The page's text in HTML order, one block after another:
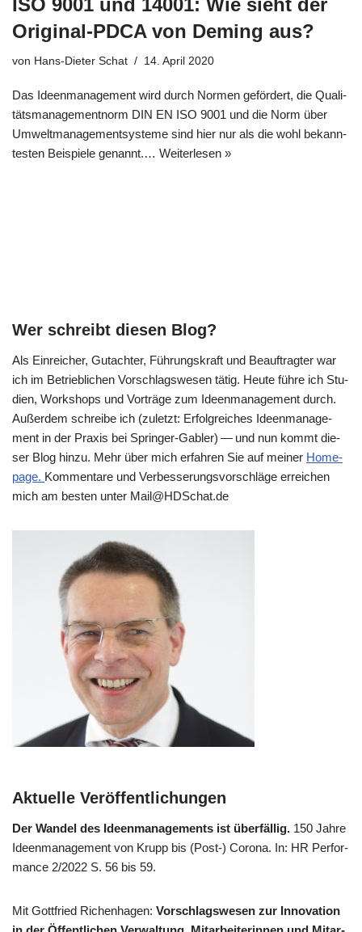
ISO 9001 und 14001: Wie sieht der
Original-PDCA von Deming aus?
von Hans-Dieter Schat 14. April 2020
Das Ideen­ma­nage­ment wird durch Nor­men geför­dert, die Qua­li­
täts­ma­nage­ment­norm DIN EN ISO 9001 und die Norm über
Umwelt­ma­nage­ment­sy­ste­me sind hier nur als die wohl bekann­
te­sten Bei­spie­le genannt.… Wei­ter­le­sen »
Wer schreibt diesen Blog?
Als Ein­rei­cher, Gut­ach­ter, Füh­rungs­kraft und Beauf­trag­ter war
ich im Betrieb­li­chen Vor­schlags­we­sen tätig. Heu­te füh­re ich Stu­
di­en, Work­shops und Vor­trä­ge zum Ideen­ma­nage­ment durch.
Außer­dem schrei­be ich (zuletzt: Erfolg­rei­ches Ideen­ma­nage­
ment in der Pra­xis bei Sprin­ger-Gab­ler) — und nun kommt die­
ser Blog hin­zu. Mehr über mich erfah­ren Sie auf mei­ner Home­
page. Kom­men­ta­re und Ver­bes­se­rungs­vor­schlä­ge errei­chen
mich am besten unter Mail@​HDSchat.​de
Aktuelle Veröffentlichungen
Der Wan­del des Ideen­ma­nage­ments ist über­fäl­lig. 150 Jah­re
Ideen­ma­nage­ment von Krupp bis (Post-) Coro­na. In: HR Per­for­
mance 2/​2022 S. 56 bis 59.
Mit Gott­fried Richen­ha­gen: Vor­schlags­we­sen zur Inno­va­ti­on